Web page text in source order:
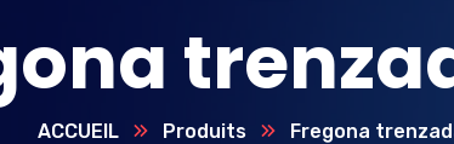
ACCUEIL Produits Fregona